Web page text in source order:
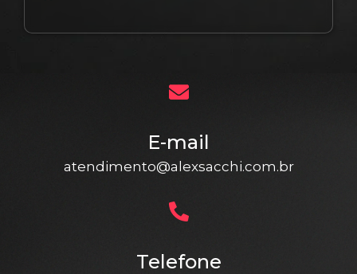
E-mail
atendimento@alexsacchi.com.br
Telefone